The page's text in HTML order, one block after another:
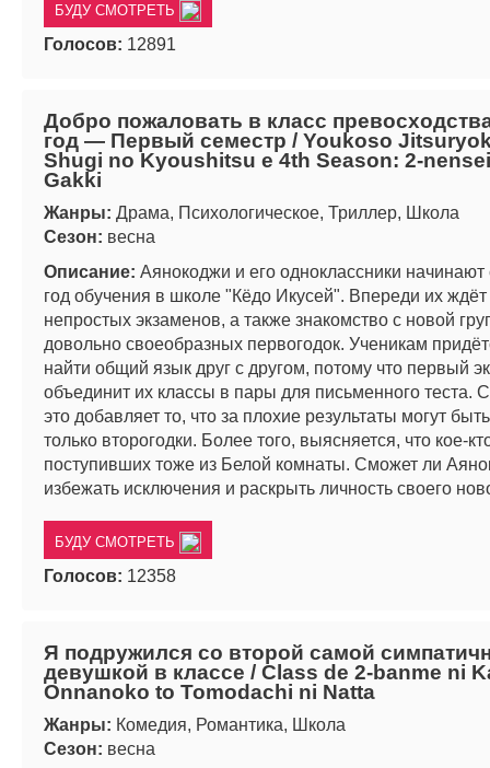
БУДУ СМОТРЕТЬ
Голосов: 12891
Добро пожаловать в класс
год — Первый семестр / Youkoso
Shugi no Kyoushitsu e 4th Season: 2-
Gakki
Жанры: Драма, Психологическое, Триллер, Школа
Сезон: весна
Описание: Аянокоджи и его одноклассники начинают
год обучения в школе "Кёдо Икусей". Впереди их
непростых экзаменов, а также знакомство с новой
довольно своеобразных первогодок. Ученикам
найти общий язык друг с другом, потому что первый
объединит их классы в пары для письменного теста.
это добавляет то, что за плохие результаты могут
только второгодки. Более того, выясняется, что кое-
поступивших тоже из Белой комнаты. Сможет ли
избежать исключения и раскрыть личность своего
БУДУ СМОТРЕТЬ
Голосов: 12358
Я подружился со второй самой
девушкой в классе / Class de 2-banme ni
Onnanoko to Tomodachi ni Natta
Жанры: Комедия, Романтика, Школа
Сезон: весна